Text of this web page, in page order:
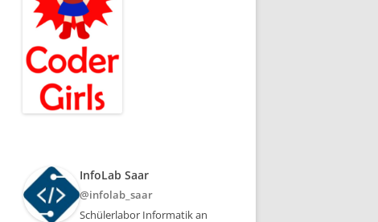
InfoLab Saar
@infolab_saar
Schülerlabor Informatik an